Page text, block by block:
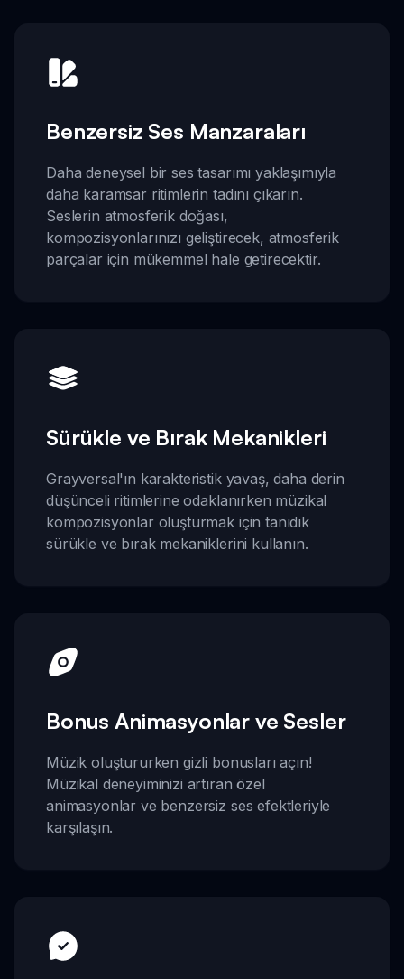
Benzersiz Ses Manzaraları
Daha deneysel bir ses tasarımı yaklaşımıyla
daha karamsar ritimlerin tadını çıkarın.
Seslerin atmosferik doğası,
kompozisyonlarınızı geliştirecek, atmosferik
parçalar için mükemmel hale getirecektir.
Sürükle ve Bırak Mekanikleri
Grayversal'ın karakteristik yavaş, daha derin
düşünceli ritimlerine odaklanırken müzikal
kompozisyonlar oluşturmak için tanıdık
sürükle ve bırak mekaniklerini kullanın.
Bonus Animasyonlar ve Sesler
Müzik oluştururken gizli bonusları açın!
Müzikal deneyiminizi artıran özel
animasyonlar ve benzersiz ses efektleriyle
karşılaşın.